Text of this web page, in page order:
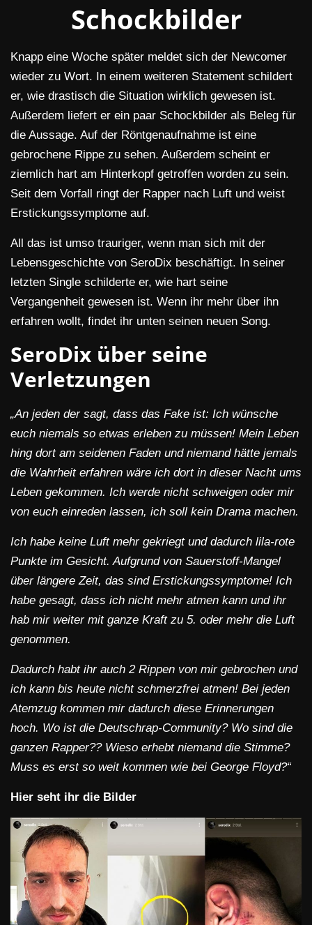
Schockbilder
Knapp eine Woche später meldet sich der Newcomer
wieder zu Wort. In einem weiteren Statement schildert
er, wie drastisch die Situation wirklich gewesen ist.
Außerdem liefert er ein paar Schockbilder als Beleg für
die Aussage. Auf der Röntgenaufnahme ist eine
gebrochene Rippe zu sehen. Außerdem scheint er
ziemlich hart am Hinterkopf getroffen worden zu sein.
Seit dem Vorfall ringt der Rapper nach Luft und weist
Erstickungssymptome auf.
All das ist umso trauriger, wenn man sich mit der
Lebensgeschichte von SeroDix beschäftigt. In seiner
letzten Single schilderte er, wie hart seine
Vergangenheit gewesen ist. Wenn ihr mehr über ihn
erfahren wollt, findet ihr unten seinen neuen Song.
SeroDix über seine
Verletzungen
„An jeden der sagt, dass das Fake ist: Ich wünsche
euch niemals so etwas erleben zu müssen! Mein Leben
hing dort am seidenen Faden und niemand hätte jemals
die Wahrheit erfahren wäre ich dort in dieser Nacht ums
Leben gekommen. Ich werde nicht schweigen oder mir
von euch einreden lassen, ich soll kein Drama machen.
Ich habe keine Luft mehr gekriegt und dadurch lila-rote
Punkte im Gesicht. Aufgrund von Sauerstoff-Mangel
über längere Zeit, das sind Erstickungssymptome! Ich
habe gesagt, dass ich nicht mehr atmen kann und ihr
hab mir weiter mit ganze Kraft zu 5. oder mehr die Luft
genommen.
Dadurch habt ihr auch 2 Rippen von mir gebrochen und
ich kann bis heute nicht schmerzfrei atmen! Bei jeden
Atemzug kommen mir dadurch diese Erinnerungen
hoch. Wo ist die Deutschrap-Community? Wo sind die
ganzen Rapper?? Wieso erhebt niemand die Stimme?
Muss es erst so weit kommen wie bei George Floyd?“
Hier seht ihr die Bilder